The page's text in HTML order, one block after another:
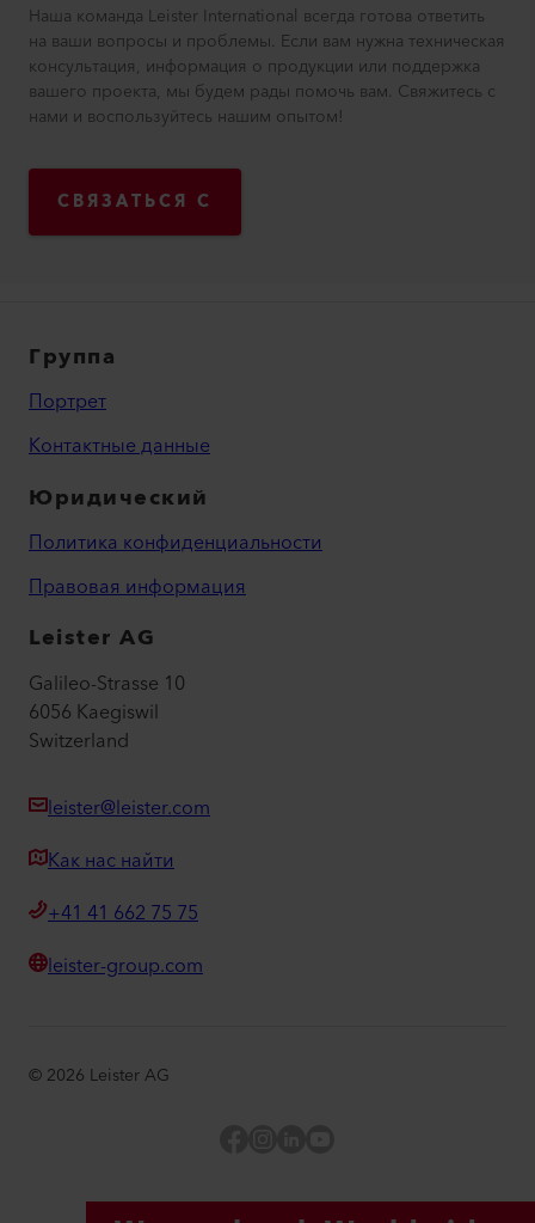
Наша команда Leister International всегда готова ответить
на ваши вопросы и проблемы. Если вам нужна техническая
консультация, информация о продукции или поддержка
вашего проекта, мы будем рады помочь вам. Свяжитесь с
нами и воспользуйтесь нашим опытом!
СВЯЗАТЬСЯ С
Группа
Портрет
Контактные данные
Юридический
Политика конфиденциальности
Правовая информация
Leister AG
Galileo-Strasse 10
6056 Kaegiswil
Switzerland
leister@leister.com
Как нас найти
+41 41 662 75 75
leister-group.com
© 2026 Leister AG